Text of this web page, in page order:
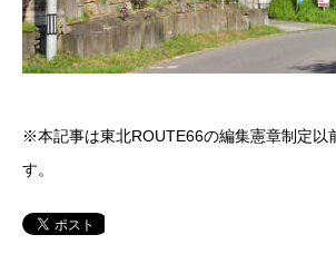
※本記事は東北ROUTE66の編集憲章制定以
す。